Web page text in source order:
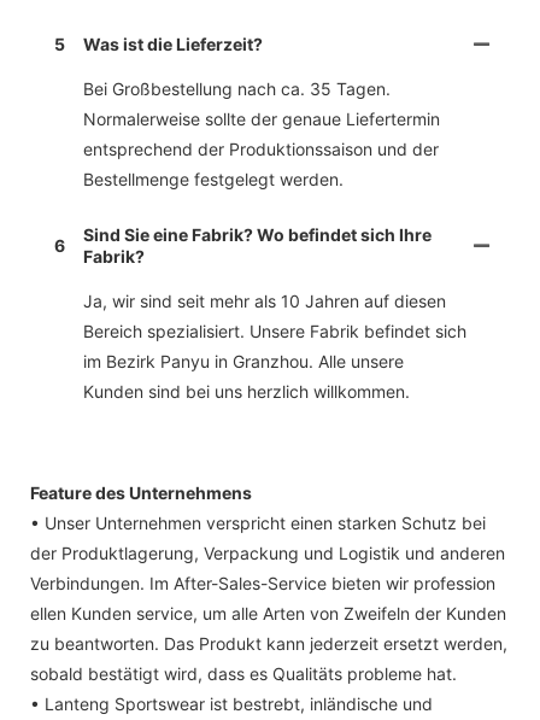
5 Was ist die Lieferzeit?
Bei Großbestellung nach ca. 35 Tagen.
Normalerweise sollte der genaue Liefertermin
entsprechend der Produktionssaison und der
Bestellmenge festgelegt werden.
6
Sind Sie eine Fabrik? Wo befindet sich Ihre
Fabrik?
Ja, wir sind seit mehr als 10 Jahren auf diesen
Bereich spezialisiert. Unsere Fabrik befindet sich
im Bezirk Panyu in Granzhou. Alle unsere
Kunden sind bei uns herzlich willkommen.
Feature des Unternehmens
• Unser Unternehmen verspricht einen starken Schutz bei
der Produktlagerung, Verpackung und Logistik und anderen
Verbindungen. Im After-Sales-Service bieten wir profession
ellen Kunden service, um alle Arten von Zweifeln der Kunden
zu beantworten. Das Produkt kann jederzeit ersetzt werden,
sobald bestätigt wird, dass es Qualitäts probleme hat.
• Lanteng Sportswear ist bestrebt, inländische und